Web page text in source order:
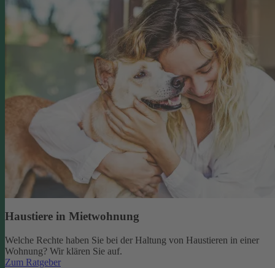
Haustiere in Mietwohnung
Welche Rechte haben Sie bei der Haltung von Haustieren in einer
Wohnung? Wir klären Sie auf.
Zum Ratgeber